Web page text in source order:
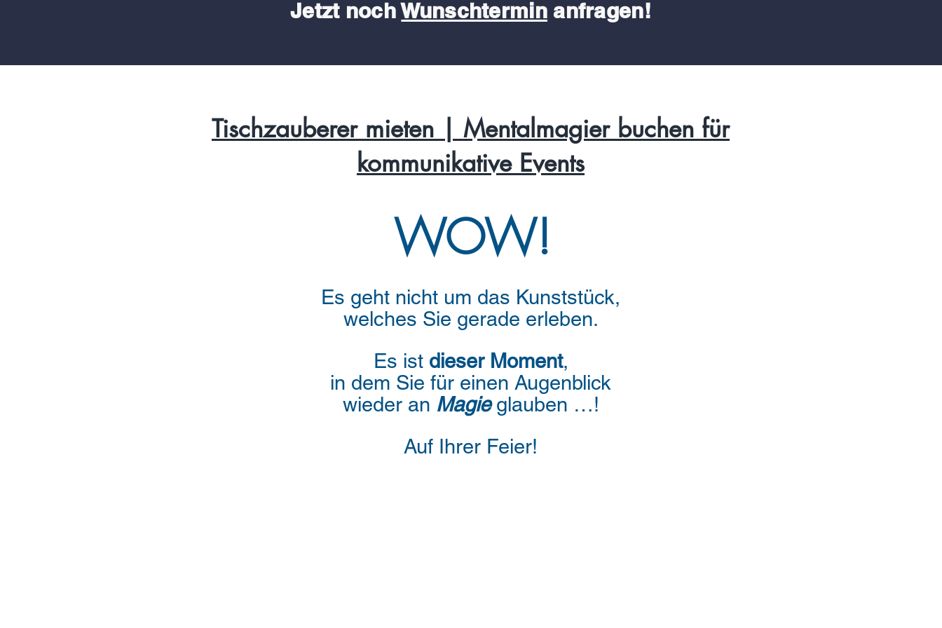
Jetzt nochWunschterminanfragen!
Tischzauberer mieten | Mentalmagier buchen für
kommunikative Events
WOW!
Es geht nicht um das Kunststück,
welches Sie gerade erleben.
Es ist dieser Moment,
in dem Sie für einen Augenblick
wieder an Magieglauben …!
Auf Ihrer Feier!